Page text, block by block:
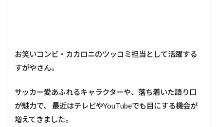
お笑いコンビ・カカロニのツッコミ担当として活躍する
すがやさん。
サッカー愛あふれるキャラクターや、落ち着いた語り口
が魅力で、 最近はテレビやYouTubeでも目にする機会が
増えてきました。